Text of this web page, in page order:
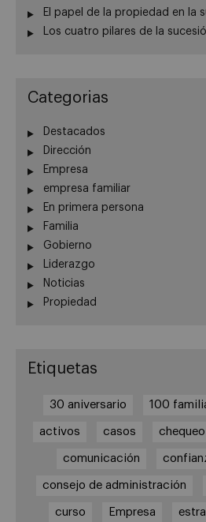
El papel de la propiedad en la
Los cuatro pilares de la
Categorias
Destacados
Dirección
Empresa
empresa familiar
En primera persona
Familia
Gobierno
Liderazgo
Noticias
Propiedad
Etiquetas
30 aniversario 100
activos casos chequeo
comunicación
consejo de administración
curso Empresa